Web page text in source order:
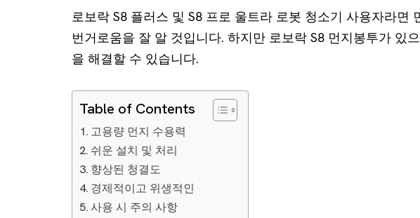
로보락 S8 플러스 및 S8 프로 울트라 로봇 청소기 사용자라면
번거로움을 잘 알 것입니다. 하지만 로보락 S8 먼지봉투가 있
을 해결할 수 있습니다.
Table of Contents
고용량 먼지 수용력
쉬운 설치 및 처리
향상된 청결도
경제적이고 위생적인
사용 시 주의 사항